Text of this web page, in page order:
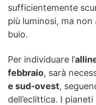
sufficientemente
più luminosi, ma
buio.
Per individuare l’
febbraio, sarà
e sud-ovest,
dell’eclittica. I